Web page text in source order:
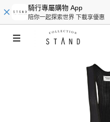
騎行專屬購物 App
陪你一起探索世界 下載享優惠